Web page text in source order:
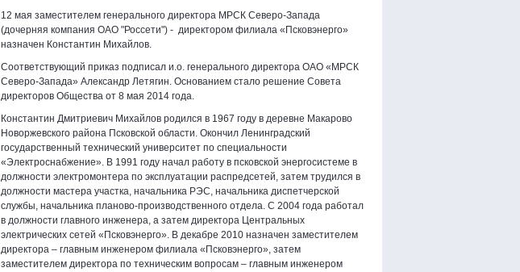
12 мая заместителем генерального директора МРСК Северо-Запада
(дочерняя компания ОАО "Россети") - директором филиала «Псковэнерго»
назначен Константин Михайлов.
Соответствующий приказ подписал и.о. генерального директора ОАО «МРСК
Северо-Запада» Александр Летягин. Основанием стало решение Совета
директоров Общества от 8 мая 2014 года.
Константин Дмитриевич Михайлов родился в 1967 году в деревне Макарово
Новоржевского района Псковской области. Окончил Ленинградский
государственный технический университет по специальности
«Электроснабжение». В 1991 году начал работу в псковской энергосистеме в
должности электромонтера по эксплуатации распредсетей, затем трудился в
должности мастера участка, начальника РЭС, начальника диспетчерской
службы, начальника планово-производственного отдела. С 2004 года работал
в должности главного инженера, а затем директора Центральных
электрических сетей «Псковэнерго». В декабре 2010 назначен заместителем
директора – главным инженером филиала «Псковэнерго», затем
заместителем директора по техническим вопросам – главным инженером